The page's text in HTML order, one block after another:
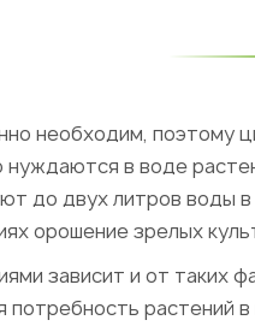
необходим, поэтому
в воде
до двух литров воды
орошение зрелых
зависит и от таких
растений